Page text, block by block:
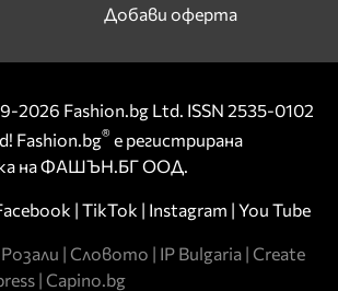
Добави оферта
2026 Fashion.bg Ltd. ISSN 2535-0102
Fashion.bg® е регистрирана
на ФАШЪН.БГ ООД.
| TikTok | Instagram | You Tube
Розали | Словото | IP Bulgaria | Create
| Capino.bg